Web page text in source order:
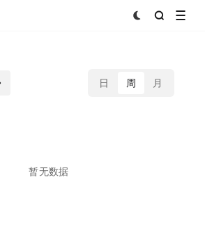
日 周 月
暂无数据